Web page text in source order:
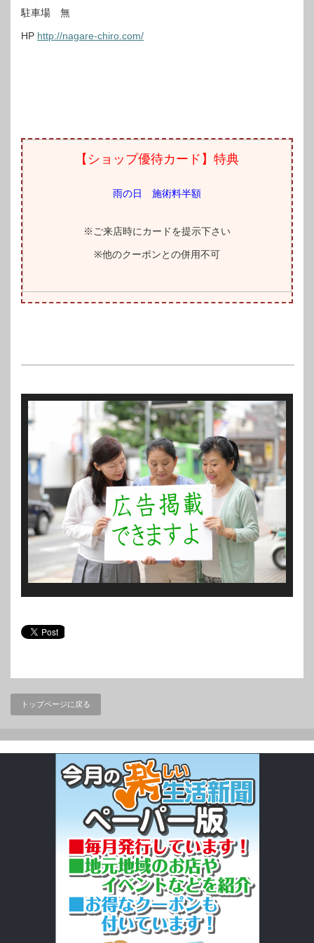
駐車場 無
HP http://nagare-chiro.com/
【ショップ優待カード】特典
雨の日 施術料半額
※ご来店時にカードを提示下さい
※他のクーポンとの併用不可
トップページに戻る